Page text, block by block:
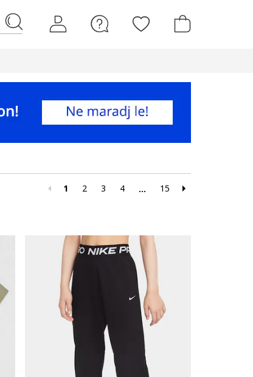
1 2 3 4 ... 15